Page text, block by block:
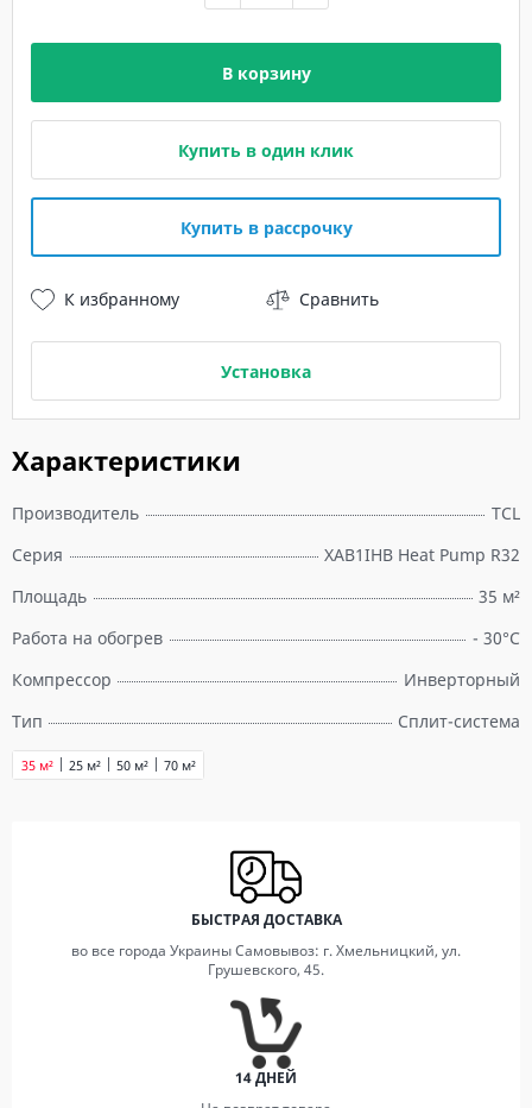
Характеристики
Производитель
TCL
Серия
XAB1IHB Heat Pump R32
Площадь
35 м²
Работа на обогрев
- 30°C
Компрессор
Инверторный
Тип
Сплит-система
25 м²
35 м² 50 м² 70 м²
В корзину
Купить в один клик
Купить в рассрочку
К избранному Сравнить
Установка
БЫСТРАЯ ДОСТАВКА
во все города Украины Самовывоз: г. Хмельницкий, ул.
Грушевского, 45.
14 ДНЕЙ